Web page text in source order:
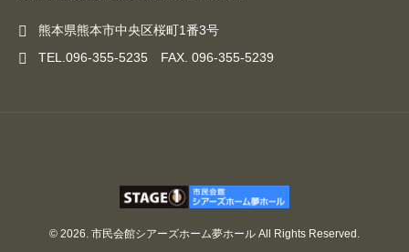
熊本県熊本市中央区桜町1番3号
TEL.096-355-5235 FAX. 096-355-5239
© 2026. 市民会館シアーズホーム夢ホール All Rights Reserved.